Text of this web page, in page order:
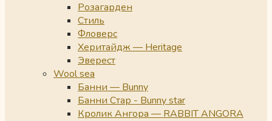
Розагарден
Стиль
Фловерс
Херитайдж — Heritage
Эверест
Wool sea
Банни — Bunny
Банни Стар - Bunny star
Кролик Ангора — RABBIT ANGORA